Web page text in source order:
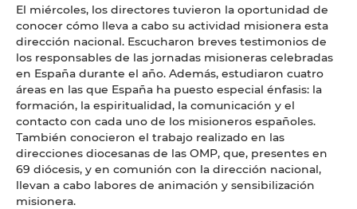
El miércoles, los directores tuvieron la oportunidad de
conocer cómo lleva a cabo su actividad misionera esta
dirección nacional. Escucharon breves testimonios de
los responsables de las jornadas misioneras celebradas
en España durante el año. Además, estudiaron cuatro
áreas en las que España ha puesto especial énfasis: la
formación, la espiritualidad, la comunicación y el
contacto con cada uno de los misioneros españoles.
También conocieron el trabajo realizado en las
direcciones diocesanas de las OMP, que, presentes en
69 diócesis, y en comunión con la dirección nacional,
llevan a cabo labores de animación y sensibilización
misionera.